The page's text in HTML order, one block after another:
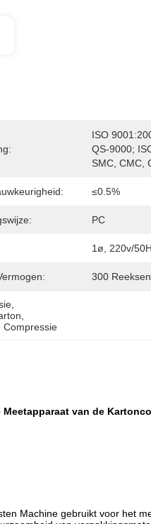
ISO
QS-9000;
SMC, CMC,
≤0.5%
PC
1ø, 220v/
300
Compressie
van de
Machine gebruikt voor het